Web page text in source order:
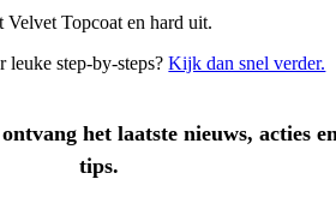
Topcoat en hard uit.
leuke step-by-steps?Kijk dan snel verder.
het laatste nieuws, acties
tips.